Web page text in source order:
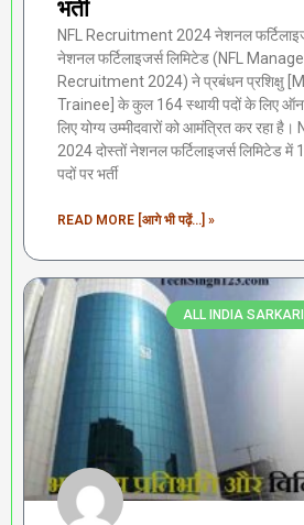
भर्ती
NFL Recruitment 2024 नेशनल
नेशनल फर्टिलाइजर्स लिमिटेड (NFL
Recruitment 2024) ने प्रबंधन प्रशिक्षु
Trainee] के कुल 164 स्थायी पदों के लिए
लिए योग्य उम्मीदवारों को आमंत्रित कर रहा
2024 दोस्तों नेशनल फर्टिलाइजर्स लिमिटेड में
पदों पर भर्ती
READ MORE [आगे भी पढ़ें...] »
ALL INDIA SARKARI